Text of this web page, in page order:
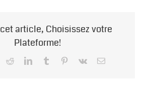
article, Choisissez votre
Plateforme!
RedditLinkedInTumblr Pinterest
Vk Email